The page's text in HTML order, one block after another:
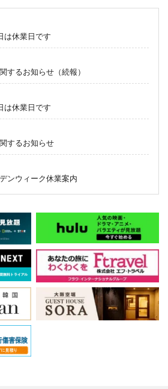
は休業日です
するお知らせ（続報）
は休業日です
するお知らせ
ンウィーク休業案内